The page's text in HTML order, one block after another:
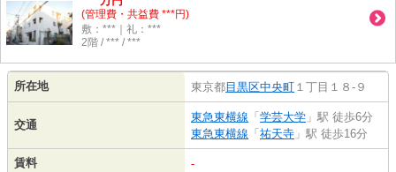
(管理費・共益費 ***円)
敷：***｜礼：***
2階 / *** / ***
所在地 東京都目黒区中央町 １丁目１８-９
交通
東急東横線 「 学芸大学 」駅 徒歩6分
東急東横線 「 祐天寺 」駅 徒歩16分
賃料 -